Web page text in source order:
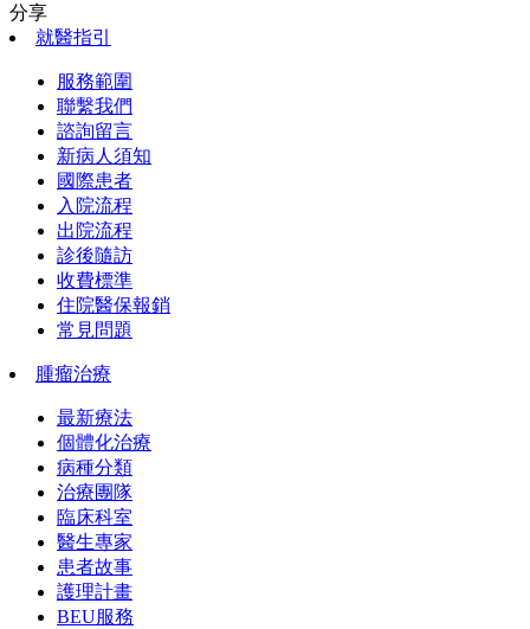
分享
就醫指引
服務範圍
聯繫我們
諮詢留言
新病人須知
國際患者
入院流程
出院流程
診後隨訪
收費標準
住院醫保報銷
常見問題
腫瘤治療
最新療法
個體化治療
病種分類
治療團隊
臨床科室
醫生專家
患者故事
護理計畫
BEU服務